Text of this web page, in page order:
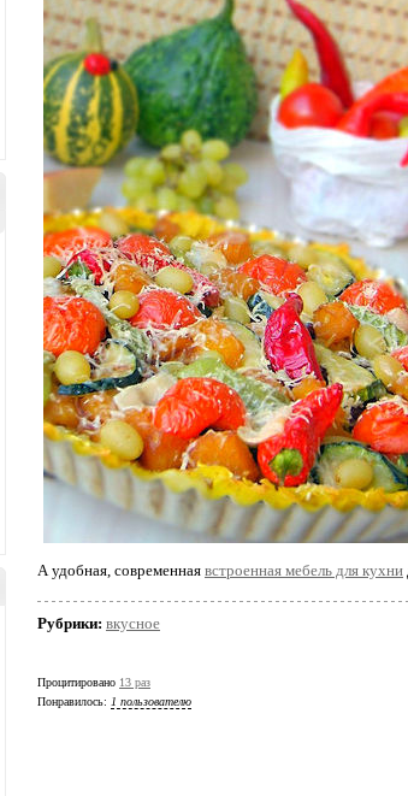
А удобная, современная встроенная мебель для кухни
Рубрики: вкусное
Процитировано 13 раз
Понравилось: 1 пользователю